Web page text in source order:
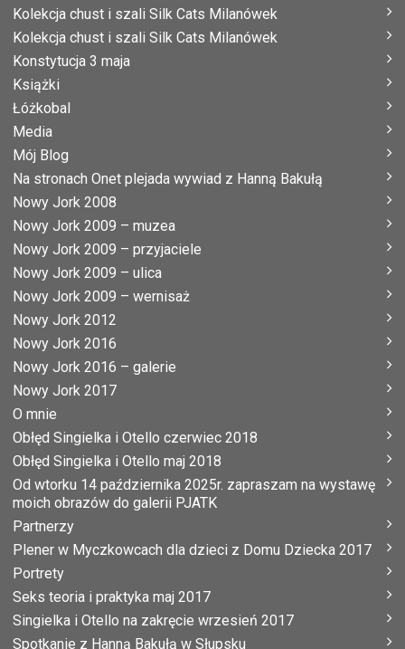
Kolekcja chust i szali Silk Cats Milanówek
Kolekcja chust i szali Silk Cats Milanówek
Konstytucja 3 maja
Książki
Łóżkobal
Media
Mój Blog
Na stronach Onet plejada wywiad z Hanną Bakułą
Nowy Jork 2008
Nowy Jork 2009 – muzea
Nowy Jork 2009 – przyjaciele
Nowy Jork 2009 – ulica
Nowy Jork 2009 – wernisaż
Nowy Jork 2012
Nowy Jork 2016
Nowy Jork 2016 – galerie
Nowy Jork 2017
O mnie
Obłęd Singielka i Otello czerwiec 2018
Obłęd Singielka i Otello maj 2018
Od wtorku 14 października 2025r. zapraszam na wystawę
moich obrazów do galerii PJATK
Partnerzy
Plener w Myczkowcach dla dzieci z Domu Dziecka 2017
Portrety
Seks teoria i praktyka maj 2017
Singielka i Otello na zakręcie wrzesień 2017
Spotkanie z Hanną Bakułą w Słupsku